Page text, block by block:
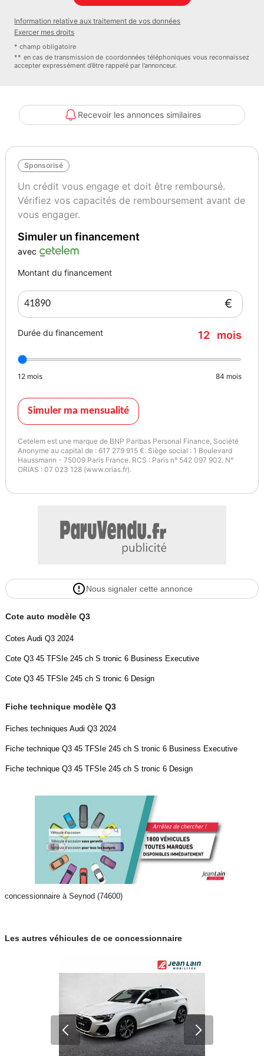
- Pack Aluminium Intérieur
- Pack Brillance Extérieur
- Pack Eclairage d'ambiance
- Pack Esthétique Noir Plus
- Peinture métallisée
- Rétroviseurs extérieurs réglables, dégivrants, rabattables
marche AR enclenchée) et fonction jour/nuit automatique des 2
côtés
- Sièges AV chauffants
- Vitrage Privacy : lunette AR, vitres de portières AR et vitres
latérales AR surteintées
- Volant cuir Sport multifonctions Plus 3 branches avec méplat et
palettes de commande au volant
Noir
Vignette Crit’Air
24 mois
Information relative aux traitement de vos données
Exercer mes droits
* champ obligatoire
** en cas de transmission de coordonnées téléphoniques vous reconnaissez
accepter expressément d’être rappelé par l’annonceur.
Recevoir les annonces similaires
Sponsorisé
Un crédit vous engage et doit être remboursé.
Vérifiez vos capacités de remboursement avant de
vous engager.
Simuler un financement
avec
Montant du financement
€
Durée du financement 12 mois
12 mois 84 mois
Simuler ma mensualité
Cetelem est une marque de BNP Paribas Personal Finance, Société
Anonyme au capital de : 617 279 915 €. Siège social : 1 Boulevard
Haussmann - 75009 Paris France. RCS : Paris n° 542 097 902. N°
ORIAS : 07 023 128 (www.orias.fr).
Nous signaler cette annonce
Cote auto modèle Q3
Cotes Audi Q3 2024
Cote Q3 45 TFSIe 245 ch S tronic 6 Business Executive
Cote Q3 45 TFSIe 245 ch S tronic 6 Design
Fiche technique modèle Q3
Fiches techniques Audi Q3 2024
Fiche technique Q3 45 TFSIe 245 ch S tronic 6 Business Executive
Fiche technique Q3 45 TFSIe 245 ch S tronic 6 Design
concessionnaire à Seynod (74600)
Les autres véhicules de ce concessionnaire